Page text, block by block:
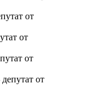
от
от
от
от